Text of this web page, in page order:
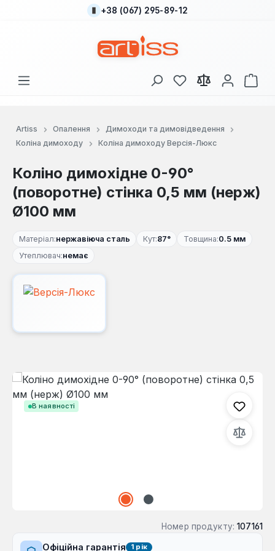
Перейти до основного вмісту
+38 (067) 295-89-12
У вас є 0 у списку
Artiss Опалення
Димоходи та димовідведення
Коліна димоходу
Коліна димоходу Версія-Люкс
Коліно димохідне 0-90°
(поворотне) стінка 0,5 мм (нерж)
Ø100 мм
Матеріал:нержавіюча сталь Кут:87° Товщина:0.5 мм
Утеплювач:немає
В наявності
Пропустити галерею зображень
Номер продукту: 107161
Офіційна гарантія 1 рік